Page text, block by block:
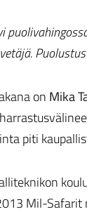
on Mika
piti
Mil-Safarit